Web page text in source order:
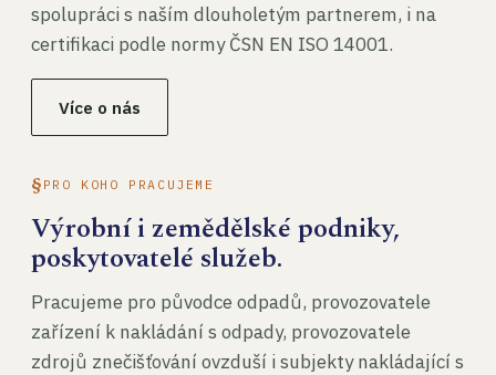
spolupráci s naším dlouholetým partnerem, i na
certifikaci podle normy ČSN EN ISO 14001.
Více o nás
PRO KOHO PRACUJEME
Výrobní i zemědělské podniky,
poskytovatelé služeb.
Pracujeme pro původce odpadů, provozovatele
zařízení k nakládání s odpady, provozovatele
zdrojů znečišťování ovzduší i subjekty nakládající s